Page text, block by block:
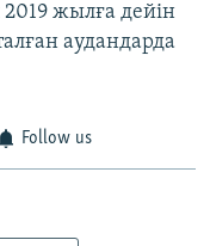
жылға дейін
аудандарда
Follow us